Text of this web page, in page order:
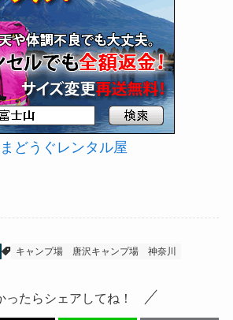
どうぐレンタル屋
キャンプ場 唐沢キャンプ場 神奈川
ったらシェアしてね！